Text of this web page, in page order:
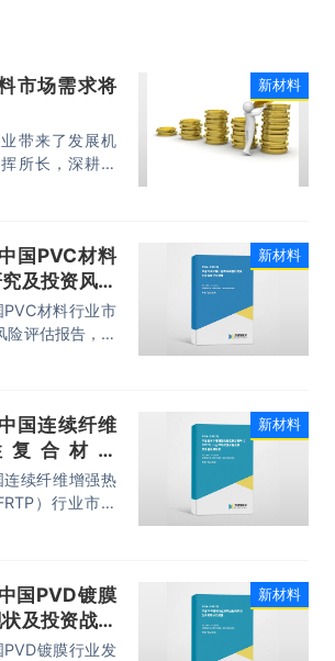
市场需求将
带来了发展机
所长，深耕实
AI产业壮大的
新材料
国PVC材料
及投资风险
材料行业市
险评估报告，主
析、重点企业
新材料
国连续纤维
合材料
市场深度分
报告
续纤维增强热
）行业市场
测报告，主要
策略与可持续发
新材料
国PVD镀膜
及投资战略
镀膜行业发
新材料